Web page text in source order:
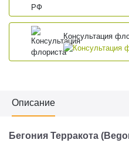
Консультация
Описание
Бегония Терракота